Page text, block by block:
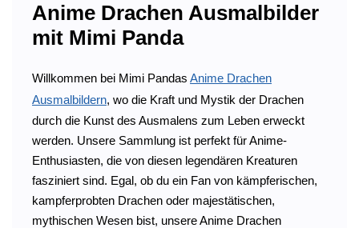
Anime Drachen Ausmalbilder
mit Mimi Panda
Willkommen bei Mimi Pandas Anime Drachen
Ausmalbildern, wo die Kraft und Mystik der Drachen
durch die Kunst des Ausmalens zum Leben erweckt
werden. Unsere Sammlung ist perfekt für Anime-
Enthusiasten, die von diesen legendären Kreaturen
fasziniert sind. Egal, ob du ein Fan von kämpferischen,
kampferprobten Drachen oder majestätischen,
mythischen Wesen bist, unsere Anime Drachen